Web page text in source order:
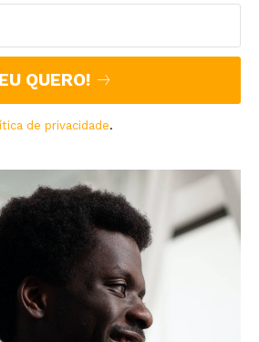
EU QUERO!
de privacidade.